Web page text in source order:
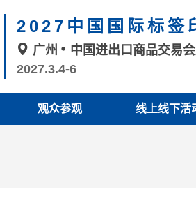
2027中国国际标签
广州 中国进出口商品交易
2027.3.4-6
观众参观 线上线下活